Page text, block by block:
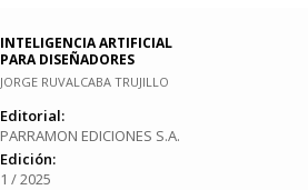
INTELIGENCIA ARTIFICIAL
PARA DISEÑADORES
JORGE RUVALCABA TRUJILLO
Editorial:
PARRAMON EDICIONES S.A.
Edición:
1 / 2025